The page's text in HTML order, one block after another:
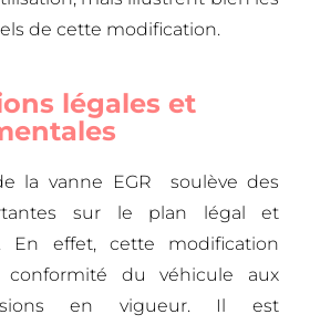
de cette modification.
légales et
la vanne EGR soulève des
sur le plan légal et
En effet, cette modification
du véhicule aux
en vigueur. Il est